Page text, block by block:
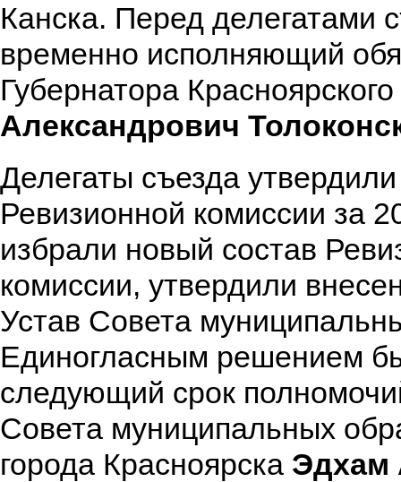
Канска. Перед делегатами
временно исполняющий
Губернатора
Александрович
Делегаты съезда утвердили
Ревизионной комиссии за
избрали новый состав
комиссии, утвердили
Устав Совета
Единогласным решением
следующий срок
Совета муниципальных
города Красноярска Эдхам